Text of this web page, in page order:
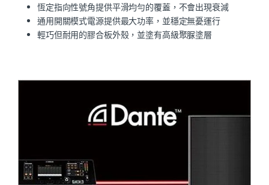
恆定指向性號角提供平滑均勻的覆蓋，不會出現衰減
通用開關模式電源提供最大功率，並穩定無憂運行
輕巧但耐用的膠合板外殼，並塗有高級聚脲塗層